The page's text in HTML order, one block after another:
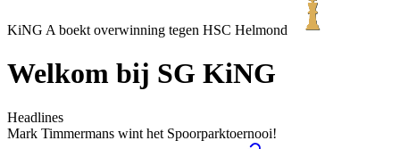
KiNG A boekt overwinning tegen HSC Helmond
Welkom bij SG KiNG
Headlines
Mark Timmermans wint het Spoorparktoernooi!